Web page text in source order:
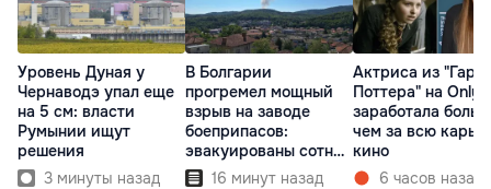
Уровень Дуная у
Чернаводэ упал еще
на 5 см: власти
Румынии ищут
решения
3 минуты назад
В Болгарии
прогремел мощный
взрыв на заводе
боеприпасов:
эвакуированы сотни
людей16 минут назад
Актриса из
Поттера" на
заработала
чем за всю
кино
6 часов назад